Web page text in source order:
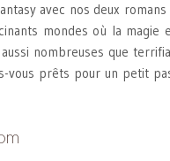
avec nos deux romans
mondes où la magie
nombreuses que
vous prêts pour un petit